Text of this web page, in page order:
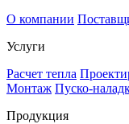
О компании
Услуги
Расчет тепла
Монтаж Пуско-
Продукция